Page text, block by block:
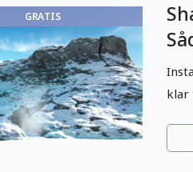
GRATIS
klar